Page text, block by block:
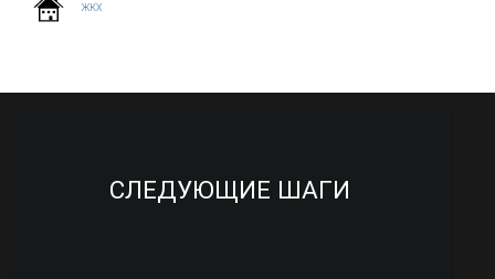
ЖКХ
СЛЕДУЮЩИЕ ШАГИ